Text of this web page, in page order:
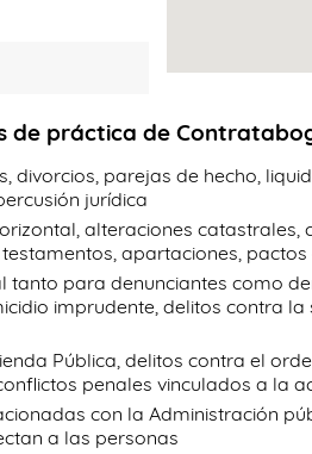
de práctica de
divorcios, parejas de hecho,
jurídica
alteraciones
apartaciones,
tanto para denunciantes como
imprudente, delitos contra
Pública, delitos contra el
penales vinculados a la
con la Administración
a las personas